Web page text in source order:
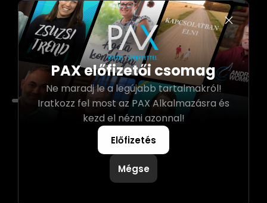
0:00
PAX előfizetői csomag
Ne maradj le a legújabb tartalmakról!
Iratkozz fel most az PAX Alkalmazásra és
kezd el nézni azonnal!
Mégse
Előfizetés